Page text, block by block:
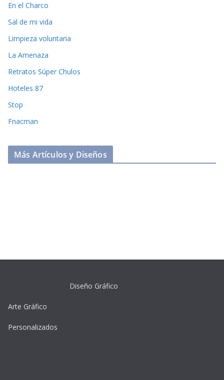
En el Charco
Sal de mi vida
Limpieza voluntaria
La Amenaza
Retratos Súper Chulos
Hoteles 87
Stop
Fnacman
Más Artículos y Diseños
Diseño Gráfico
Arte Gráfico
Personalizados